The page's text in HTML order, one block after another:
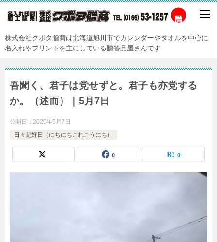
株式会社クボタ贈商は北海道旭川市でカレンダーやタオルを中心に
名入れやプリントを主にしている贈答品屋さんです
吾聞く、君子は党せずと。君子も亦党する
か。（述而）｜5月7日
公開日： 2020年5月7日
日々是好日（にちにちこれこうにち）
0 0